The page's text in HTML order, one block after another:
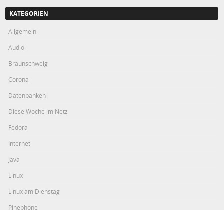
KATEGORIEN
Allgemein
Audio
Braunschweig
Corona
Datenbanken
Diese Woche im Netz
Fedora
Internet
Java
Linux
Linux am Dienstag
Pinephone